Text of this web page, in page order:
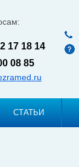
17 18 14
08 85
СТАТЬИ